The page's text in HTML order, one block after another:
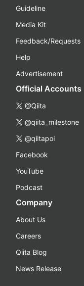
Guideline
Media Kit
Feedback/Requests
Help
Advertisement
Official Accounts
@Qiita
@qiita_milestone
@qiitapoi
Facebook
YouTube
Podcast
Company
About Us
Careers
Qiita Blog
News Release